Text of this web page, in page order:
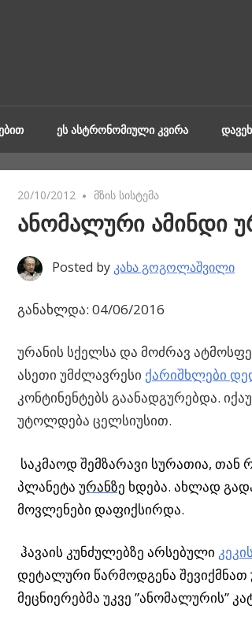
ᲔᲡ ᲐᲡᲢᲠᲝᲜᲝᲛᲘᲣᲚᲘ ᲙᲕᲘᲠᲐ
20/10/2012 No comments
მზის სისტემა
ანომალური ამინდი
Posted by კახა გოგოლაშვილი
განახლდა: 04/06/2016
ურანის სქელსა და მოძრავ
ასეთი უმძლავრესი ქარიშხლები
კონტინენტებს გაანადგურებდა.
უტოლდება ცელსიუსით.
საკმაოდ შემზარავი სურათია, თან
პლანეტა ურანზე ხდება. ახლად
მოვლენები დაფიქსირდა.
ჰავაის კუნძულებზე არსებული
დეტალური წარმოდგენა
მეცნიერებმა უკვე ”ანომალურის”